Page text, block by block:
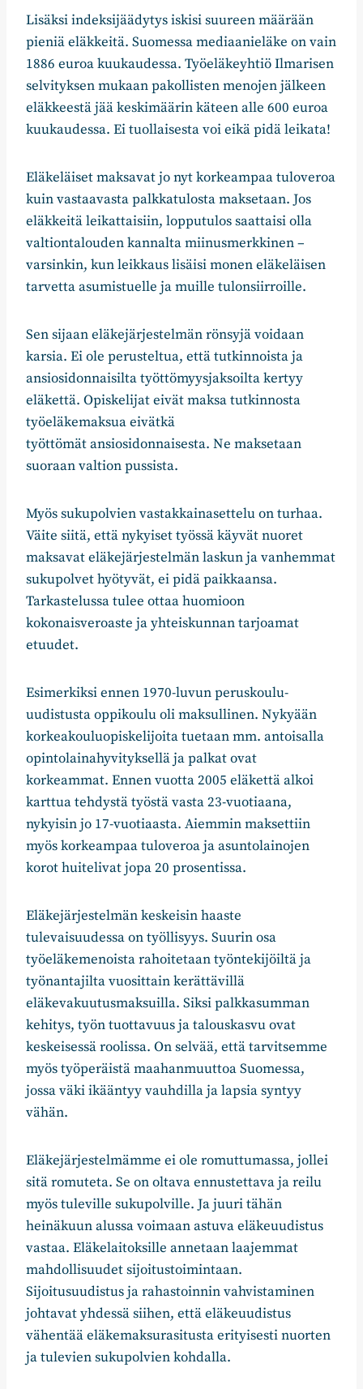
Lisäksi indeksijäädytys iskisi suureen määrään
pieniä eläkkeitä. Suomessa mediaanieläke on vain
1886 euroa kuukaudessa. Työeläkeyhtiö Ilmarisen
selvityksen mukaan pakollisten menojen jälkeen
eläkkeestä jää keskimäärin käteen alle 600 euroa
kuukaudessa. Ei tuollaisesta voi eikä pidä leikata!
Eläkeläiset maksavat jo nyt korkeampaa tuloveroa
kuin vastaavasta palkkatulosta maksetaan. Jos
eläkkeitä leikattaisiin, lopputulos saattaisi olla
valtiontalouden kannalta miinusmerkkinen –
varsinkin, kun leikkaus lisäisi monen eläkeläisen
tarvetta asumistuelle ja muille tulonsiirroille.
Sen sijaan eläkejärjestelmän rönsyjä voidaan
karsia. Ei ole perusteltua, että tutkinnoista ja
ansiosidonnaisilta työttömyysjaksoilta kertyy
eläkettä. Opiskelijat eivät maksa tutkinnosta
työeläkemaksua eivätkä
työttömät ansiosidonnaisesta. Ne maksetaan
suoraan valtion pussista.
Myös sukupolvien vastakkainasettelu on turhaa.
Väite siitä, että nykyiset työssä käyvät nuoret
maksavat eläkejärjestelmän laskun ja vanhemmat
sukupolvet hyötyvät, ei pidä paikkaansa.
Tarkastelussa tulee ottaa huomioon
kokonaisveroaste ja yhteiskunnan tarjoamat
etuudet.
Esimerkiksi ennen 1970-luvun peruskoulu-
uudistusta oppikoulu oli maksullinen. Nykyään
korkeakouluopiskelijoita tuetaan mm. antoisalla
opintolainahyvityksellä ja palkat ovat
korkeammat. Ennen vuotta 2005 eläkettä alkoi
karttua tehdystä työstä vasta 23-vuotiaana,
nykyisin jo 17-vuotiaasta. Aiemmin maksettiin
myös korkeampaa tuloveroa ja asuntolainojen
korot huitelivat jopa 20 prosentissa.
Eläkejärjestelmän keskeisin haaste
tulevaisuudessa on työllisyys. Suurin osa
työeläkemenoista rahoitetaan työntekijöiltä ja
työnantajilta vuosittain kerättävillä
eläkevakuutusmaksuilla. Siksi palkkasumman
kehitys, työn tuottavuus ja talouskasvu ovat
keskeisessä roolissa. On selvää, että tarvitsemme
myös työperäistä maahanmuuttoa Suomessa,
jossa väki ikääntyy vauhdilla ja lapsia syntyy
vähän.
Eläkejärjestelmämme ei ole romuttumassa, jollei
sitä romuteta. Se on oltava ennustettava ja reilu
myös tuleville sukupolville. Ja juuri tähän
heinäkuun alussa voimaan astuva eläkeuudistus
vastaa. Eläkelaitoksille annetaan laajemmat
mahdollisuudet sijoitustoimintaan.
Sijoitusuudistus ja rahastoinnin vahvistaminen
johtavat yhdessä siihen, että eläkeuudistus
vähentää eläkemaksurasitusta erityisesti nuorten
ja tulevien sukupolvien kohdalla.